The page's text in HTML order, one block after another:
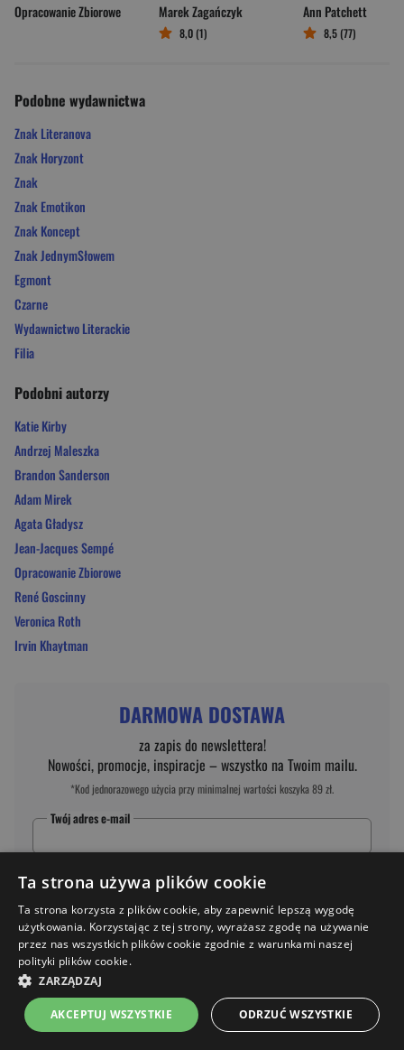
Opracowanie Zbiorowe
Marek Zagańczyk
8,0 (1)
Ann Patchett
8,5 (77)
Podobne wydawnictwa
Znak Literanova
Znak Horyzont
Znak
Znak Emotikon
Znak Koncept
Znak JednymSłowem
Egmont
Czarne
Wydawnictwo Literackie
Filia
Podobni autorzy
Katie Kirby
Andrzej Maleszka
Brandon Sanderson
Adam Mirek
Agata Gładysz
Jean-Jacques Sempé
Opracowanie Zbiorowe
René Goscinny
Veronica Roth
Irvin Khaytman
DARMOWA DOSTAWA
za zapis do newslettera!
Nowości, promocje, inspiracje – wszystko na Twoim mailu.
*Kod jednorazowego użycia przy minimalnej wartości koszyka 89 zł.
Twój adres e-mail
* politykę prywatności
podanye-mail na zasadach określonych wregulaminie
ZAPISZ SIĘ
Ta strona używa plików cookie
Ta strona korzysta z plików cookie, aby zapewnić lepszą wygodę
użytkowania. Korzystając z tej strony, wyrażasz zgodę na używanie
przez nas wszystkich plików cookie zgodnie z warunkami naszej
polityki plików cookie.
ZARZĄDZAJ
AKCEPTUJ WSZYSTKIE ODRZUĆ WSZYSTKIE